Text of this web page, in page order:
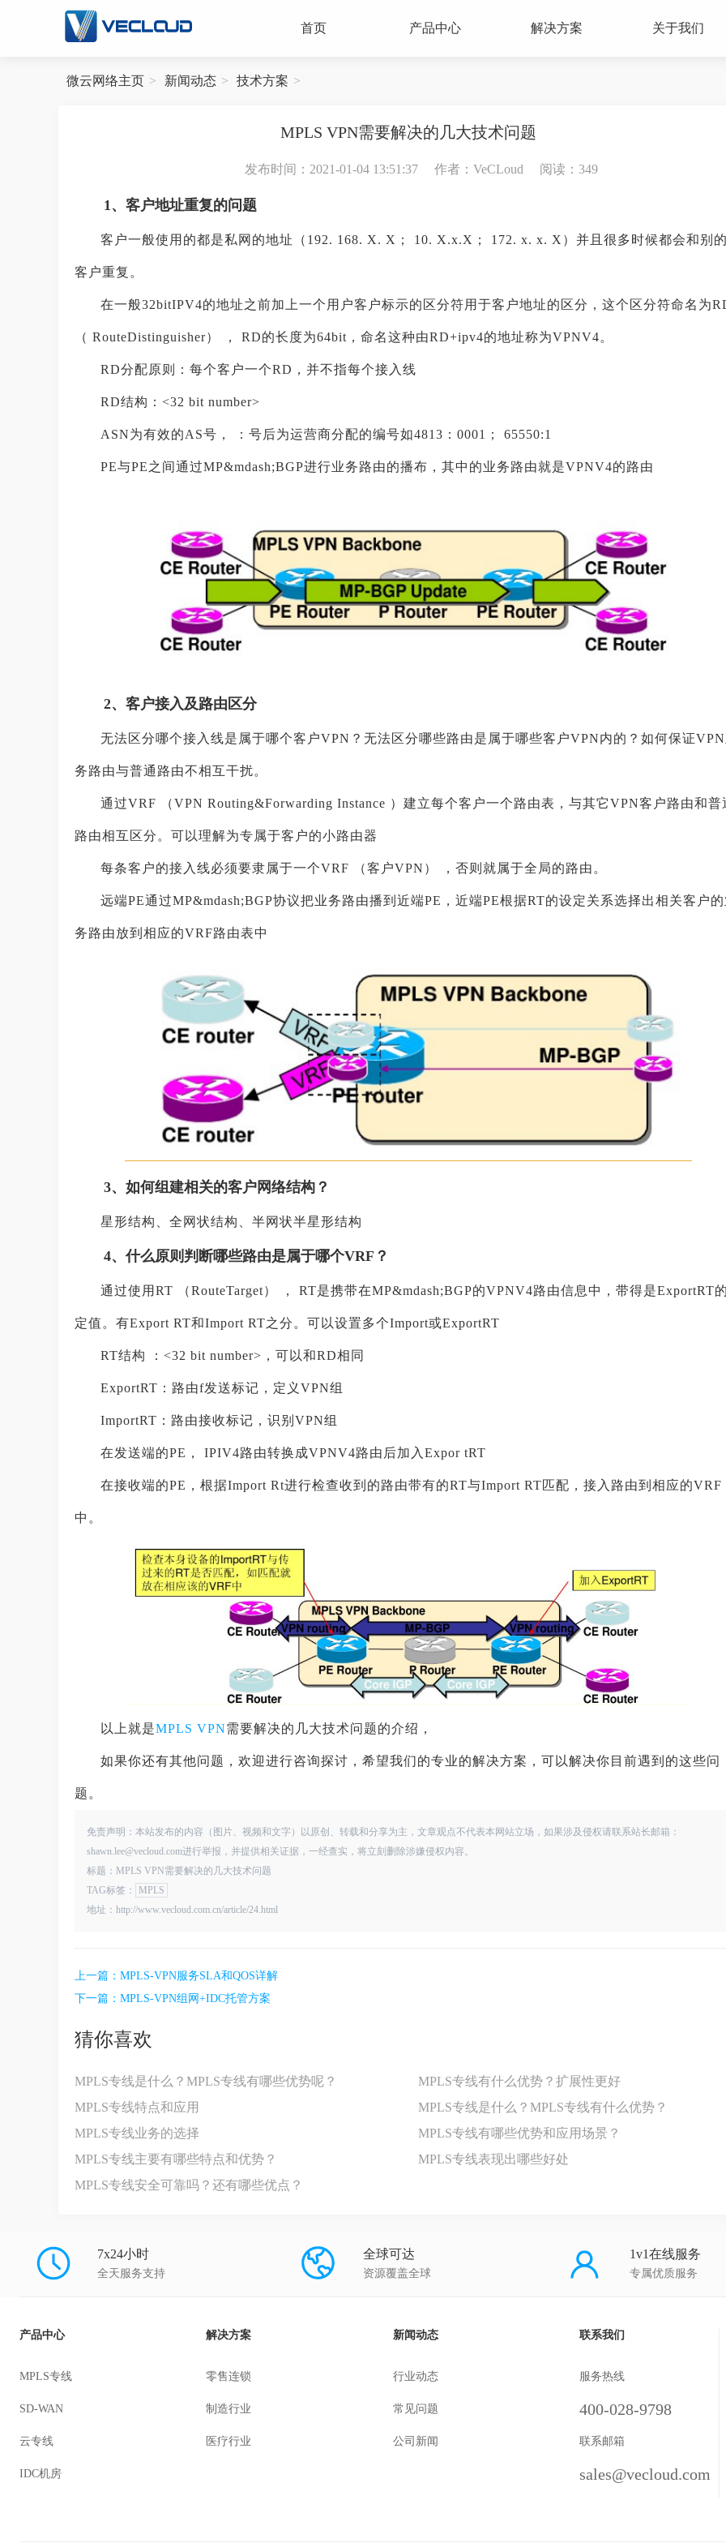
首页 产品中心 解决方案 关于我们
微云网络主页 新闻动态 技术方案
MPLS VPN需要解决的几大技术问题
发布时间：2021-01-04 13:51:37 作者：VeCLoud 阅读：349
1、客户地址重复的问题
客户一般使用的都是私网的地址（192. 168. X. X； 10. X.x.X； 172. x. x. X）并且很多时候都会和别
客户重复。
在一般32bitIPV4的地址之前加上一个用户客户标示的区分符用于客户地址的区分，这个区分符命名为
（ RouteDistinguisher） ， RD的长度为64bit，命名这种由RD+ipv4的地址称为VPNV4。
RD分配原则：每个客户一个RD，并不指每个接入线
RD结构：<32 bit number>
ASN为有效的AS号， ：号后为运营商分配的编号如4813：0001； 65550:1
PE与PE之间通过MP&mdash;BGP进行业务路由的播布，其中的业务路由就是VPNV4的路由
2、客户接入及路由区分
无法区分哪个接入线是属于哪个客户VPN？无法区分哪些路由是属于哪些客户VPN内的？如何保证
务路由与普通路由不相互干扰。
通过VRF （VPN Routing&Forwarding Instance ）建立每个客户一个路由表，与其它VPN客户路由和普
路由相互区分。可以理解为专属于客户的小路由器
每条客户的接入线必须要隶属于一个VRF （客户VPN） ，否则就属于全局的路由。
远端PE通过MP&mdash;BGP协议把业务路由播到近端PE，近端PE根据RT的设定关系选择出相关客户
务路由放到相应的VRF路由表中
3、如何组建相关的客户网络结构？
星形结构、全网状结构、半网状半星形结构
4、什么原则判断哪些路由是属于哪个VRF？
通过使用RT （RouteTarget） ， RT是携带在MP&mdash;BGP的VPNV4路由信息中，带得是ExportRT
定值。有Export RT和Import RT之分。可以设置多个Import或ExportRT
RT结构 ：<32 bit number>，可以和RD相同
ExportRT：路由f发送标记，定义VPN组
ImportRT：路由接收标记，识别VPN组
在发送端的PE， IPIV4路由转换成VPNV4路由后加入Expor tRT
在接收端的PE，根据Import Rt进行检查收到的路由带有的RT与Import RT匹配，接入路由到相应的VRF
中。
以上就是MPLS VPN需要解决的几大技术问题的介绍，
如果你还有其他问题，欢迎进行咨询探讨，希望我们的专业的解决方案，可以解决你目前遇到的这些问
题。
免责声明：本站发布的内容（图片、视频和文字）以原创、转载和分享为主，文章观点不代表本网站立场，如果涉及侵权请联系站长邮箱：
shawn.lee@vecloud.com进行举报，并提供相关证据，一经查实，将立刻删除涉嫌侵权内容。
标题：MPLS VPN需要解决的几大技术问题
TAG标签：
MPLS
地址：http://www.vecloud.com.cn/article/24.html
上一篇： MPLS-VPN服务SLA和QOS详解
下一篇： MPLS-VPN组网+IDC托管方案
猜你喜欢
MPLS专线是什么？MPLS专线有哪些优势呢？
MPLS专线有什么优势？扩展性更好
MPLS专线特点和应用
MPLS专线是什么？MPLS专线有什么优势？
MPLS专线业务的选择
MPLS专线有哪些优势和应用场景？
MPLS专线主要有哪些特点和优势？
MPLS专线表现出哪些好处
MPLS专线安全可靠吗？还有哪些优点？
7x24小时
全天服务支持
全球可达
资源覆盖全球
1v1在线服务
专属优质服务
产品中心
MPLS专线
SD-WAN
云专线
IDC机房
解决方案
零售连锁
制造行业
医疗行业
新闻动态
行业动态
常见问题
公司新闻
联系我们
服务热线
400-028-9798
联系邮箱
sales@vecloud.com